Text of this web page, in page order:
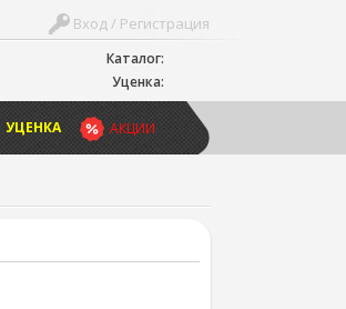
Каталог:
Уценка:
Вход / Регистрация
АКЦИИ
УЦЕНКА